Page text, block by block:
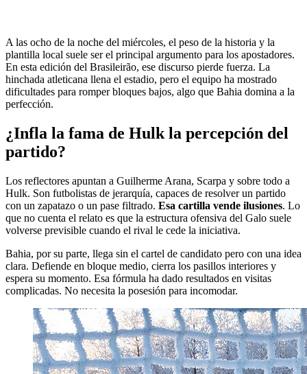
A las ocho de la noche del miércoles, el peso de la historia y la
plantilla local suele ser el principal argumento para los apostadores.
En esta edición del Brasileirão, ese discurso pierde fuerza. La
hinchada atleticana llena el estadio, pero el equipo ha mostrado
dificultades para romper bloques bajos, algo que Bahia domina a la
perfección.
¿Infla la fama de Hulk la percepción del
partido?
Los reflectores apuntan a Guilherme Arana, Scarpa y sobre todo a
Hulk. Son futbolistas de jerarquía, capaces de resolver un partido
con un zapatazo o un pase filtrado. Esa cartilla vende ilusiones. Lo
que no cuenta el relato es que la estructura ofensiva del Galo suele
volverse previsible cuando el rival le cede la iniciativa.
Bahia, por su parte, llega sin el cartel de candidato pero con una idea
clara. Defiende en bloque medio, cierra los pasillos interiores y
espera su momento. Esa fórmula ha dado resultados en visitas
complicadas. No necesita la posesión para incomodar.